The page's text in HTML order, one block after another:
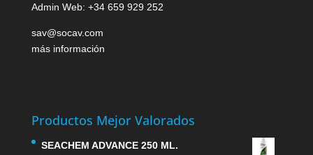
Admin Web: +34 659 929 252
sav@socav.com
más información
Productos Mejor Valorados
SEACHEM ADVANCE 250 ML.